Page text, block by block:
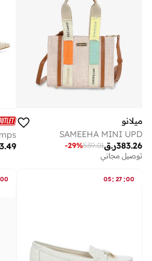
ميلانو
SAMEEHA MINI UPD
ر.ق383.26
539.01
-29%
توصيل مجاني
05: 27 :00
00